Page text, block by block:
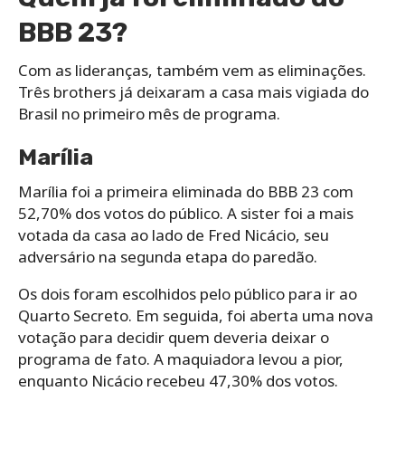
BBB 23?
Com as lideranças, também vem as eliminações.
Três brothers já deixaram a casa mais vigiada do
Brasil no primeiro mês de programa.
Marília
Marília foi a primeira eliminada do BBB 23 com
52,70% dos votos do público. A sister foi a mais
votada da casa ao lado de Fred Nicácio, seu
adversário na segunda etapa do paredão.
Os dois foram escolhidos pelo público para ir ao
Quarto Secreto. Em seguida, foi aberta uma nova
votação para decidir quem deveria deixar o
programa de fato. A maquiadora levou a pior,
enquanto Nicácio recebeu 47,30% dos votos.